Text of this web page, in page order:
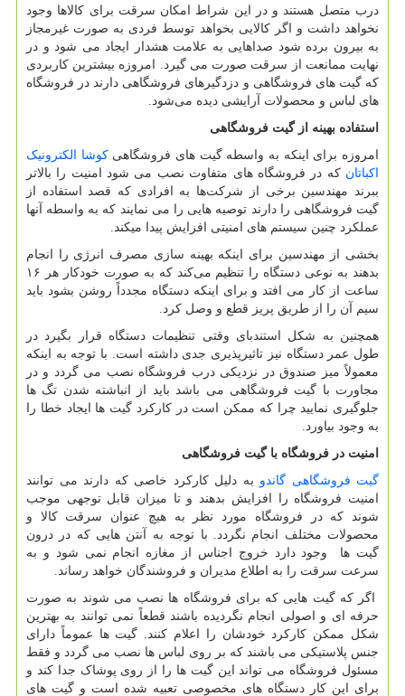
درب متصل هستند و در این شراط امکان سرقت برای کالاها وجود
نخواهد داشت و اگر کالایی بخواهد توسط فردی به صورت غیرمجاز
به بیرون برده شود صداهایی به علامت هشدار ایجاد می شود و در
نهایت ممانعت از سرقت صورت می گیرد. امروزه بیشترین کاربردی
که گیت های فروشگاهی و دزدگیرهای فروشگاهی دارند در فروشگاه
های لباس و محصولات آرایشی دیده می‌شود.
استفاده بهینه از گیت فروشگاهی
امروزه برای اینکه به واسطه گیت های فروشگاهیکوشا الکترونیک
اکباتان که در فروشگاه های متفاوت نصب می شود امنیت را بالاتر
ببرند مهندسین برخی از شرکت‌ها به افرادی که قصد استفاده از
گیت فروشگاهی را دارند توصیه هایی را می نمایند که به واسطه آنها
عملکرد چنین سیستم های امنیتی افزایش پیدا میکند.
بخشی از مهندسین برای اینکه بهینه سازی مصرف انرژی را انجام
بدهند به نوعی دستگاه را تنظیم می‌کند که به صورت خودکار هر ۱۶
ساعت از کار می افتد و برای اینکه دستگاه مجدداً روشن بشود باید
سیم آن را از طریق پریز قطع و وصل کرد.
همچنین به شکل استندبای وقتی تنظیمات دستگاه قرار بگیرد در
طول عمر دستگاه نیز تاثیرپذیری جدی داشته است. با توجه به اینکه
معمولاً میز صندوق در نزدیکی درب فروشگاه نصب می گردد و در
مجاورت با گیت فروشگاهی می باشد باید از انباشته شدن تگ ها
جلوگیری نمایید چرا که ممکن است در کارکرد گیت ها ایجاد خطا را
به وجود بیاورد.
امنیت در فروشگاه با گیت فروشگاهی
گیت فروشگاهی گاندو به دلیل کارکرد خاصی که دارند می توانند
امنیت فروشگاه را افزایش بدهند و تا میزان قابل توجهی موجب
شوند که در فروشگاه مورد نظر به هیچ عنوان سرقت کالا و
محصولات مختلف انجام نگردد. با توجه به آنتن هایی که در درون
گیت ها وجود دارد خروج اجناس از مغازه انجام نمی شود و به
سرعت سرقت را به اطلاع مدیران و فروشندگان خواهد رساند.
اگر که گیت هایی که برای فروشگاه ها نصب می شوند به صورت
حرفه ای و اصولی انجام نگردیده باشند قطعاً نمی توانند به بهترین
شکل ممکن کارکرد خودشان را اعلام کنند. گیت ها عموماً دارای
جنس پلاستیکی می باشند که بر روی لباس ها نصب می گردد و فقط
مسئول فروشگاه می تواند این گیت ها را از روی پوشاک جدا کند و
برای این کار دستگاه های مخصوصی تعبیه شده است و گیت های